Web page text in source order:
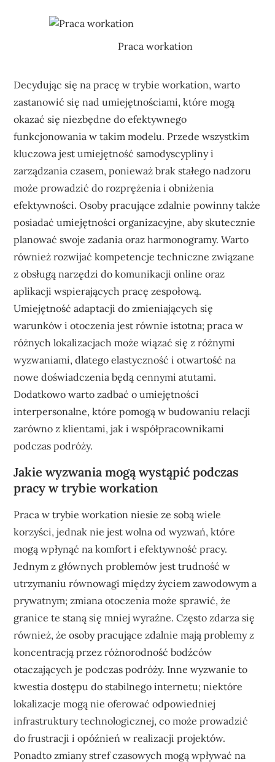
Praca workation
Decydując się na pracę w trybie workation, warto
zastanowić się nad umiejętnościami, które mogą
okazać się niezbędne do efektywnego
funkcjonowania w takim modelu. Przede wszystkim
kluczowa jest umiejętność samodyscypliny i
zarządzania czasem, ponieważ brak stałego nadzoru
może prowadzić do rozprężenia i obniżenia
efektywności. Osoby pracujące zdalnie powinny także
posiadać umiejętności organizacyjne, aby skutecznie
planować swoje zadania oraz harmonogramy. Warto
również rozwijać kompetencje techniczne związane
z obsługą narzędzi do komunikacji online oraz
aplikacji wspierających pracę zespołową.
Umiejętność adaptacji do zmieniających się
warunków i otoczenia jest równie istotna; praca w
różnych lokalizacjach może wiązać się z różnymi
wyzwaniami, dlatego elastyczność i otwartość na
nowe doświadczenia będą cennymi atutami.
Dodatkowo warto zadbać o umiejętności
interpersonalne, które pomogą w budowaniu relacji
zarówno z klientami, jak i współpracownikami
podczas podróży.
Jakie wyzwania mogą wystąpić podczas
pracy w trybie workation
Praca w trybie workation niesie ze sobą wiele
korzyści, jednak nie jest wolna od wyzwań, które
mogą wpłynąć na komfort i efektywność pracy.
Jednym z głównych problemów jest trudność w
utrzymaniu równowagi między życiem zawodowym a
prywatnym; zmiana otoczenia może sprawić, że
granice te staną się mniej wyraźne. Często zdarza się
również, że osoby pracujące zdalnie mają problemy z
koncentracją przez różnorodność bodźców
otaczających je podczas podróży. Inne wyzwanie to
kwestia dostępu do stabilnego internetu; niektóre
lokalizacje mogą nie oferować odpowiedniej
infrastruktury technologicznej, co może prowadzić
do frustracji i opóźnień w realizacji projektów.
Ponadto zmiany stref czasowych mogą wpływać na